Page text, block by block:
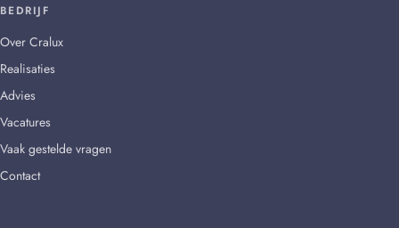
BEDRIJF
Over Cralux
Realisaties
Advies
Vacatures
Vaak gestelde vragen
Contact